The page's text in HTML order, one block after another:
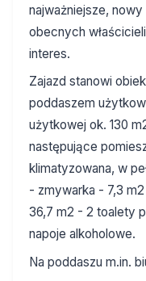
najważniejsze,
obecnych
interes.
Zajazd stanowi
poddaszem
użytkowej ok. 130
następujące
klimatyzowana, w
- zmywarka - 7,3
36,7 m2 - 2 toalety
napoje alkoholowe.
Na poddaszu m.in.